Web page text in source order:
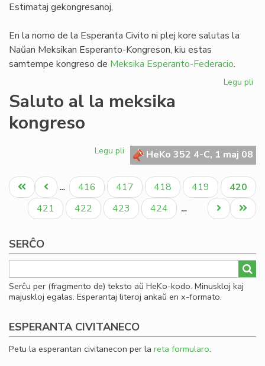
Estimataj gekongresanoj,
En la nomo de la Esperanta Civito ni plej kore salutas la
Naŭan Meksikan Esperanto-Kongreson, kiu estas
samtempe kongreso de Meksika Esperanto-Federacio.
Legu pli
Saluto al la meksika
kongreso
HeKo 352 4-C, 1 maj 08
Legu pli
Saluto
al
la
meksika
kongreso
Pagination
Unua
paĝo
Antaŭa
paĝo
… Paĝo
416 Paĝo
417 Paĝo
418 Paĝo
419
Aktuala
paĝo
420
Paĝo
421 Paĝo
422 Paĝo
423 Paĝo
424 …
Last
page
Next
page
SERĈO
Serĉu per (fragmento de) teksto aŭ HeKo-kodo. Minuskloj kaj
majuskloj egalas. Esperantaj literoj ankaŭ en x-formato.
ESPERANTA CIVITANECO
Petu la esperantan civitanecon per la reta formularo.